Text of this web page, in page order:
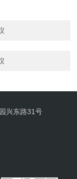
兴东路31号